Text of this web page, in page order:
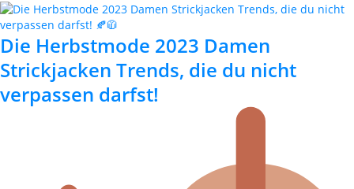
Die Herbstmode 2023 Damen
Strickjacken Trends, die du nicht
verpassen darfst!